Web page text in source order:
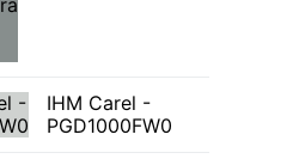
IHM Carel -
PGD1000FW0